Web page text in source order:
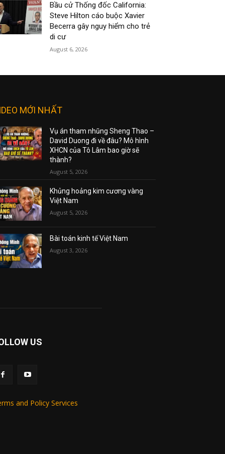
Bầu cử Thống đốc California:
Steve Hilton cáo buộc Xavier
Becerra gây nguy hiểm cho trẻ
di cư
August 6, 2026
MỚI NHẤT
Vụ án tham nhũng Sheng Thao –
David Duong đi về đâu? Mô hình
XHCN của Tô Lâm bao giờ sẽ
thành?
August 5, 2026
Khủng hoảng kim cương vàng
Việt Nam
August 5, 2026
Bài toán kinh tế Việt Nam
August 3, 2026
US
and Policy Services